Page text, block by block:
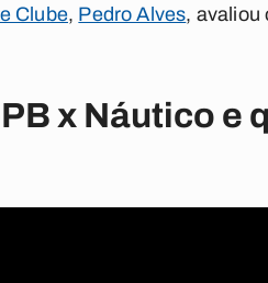
Clube, Pedro Alves, avaliou
x Náutico e